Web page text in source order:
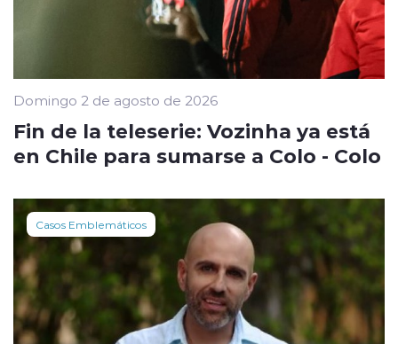
Domingo 2 de agosto de 2026
Fin de la teleserie: Vozinha ya está
en Chile para sumarse a Colo - Colo
Casos Emblemáticos